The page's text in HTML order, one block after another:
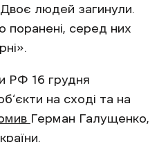
Двоє людей загинули.
серед них
РФ 16 грудня
на сході та на
Герман Галущенко,